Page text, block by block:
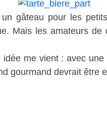
gâteau pour les
Mais les amateurs
me vient : avec
gourmand devrait être